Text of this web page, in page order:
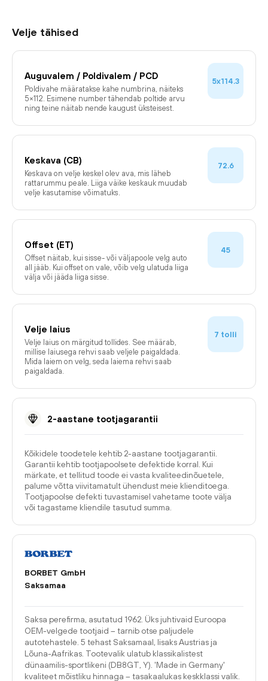
Velje tähised
Auguvalem / Poldivalem / PCD
Poldivahe määratakse kahe numbrina, näiteks
5×112. Esimene number tähendab poltide arvu
ning teine näitab nende kaugust üksteisest.
5x114.3
Keskava (CB)
Keskava on velje keskel olev ava, mis läheb
rattarummu peale. Liiga väike keskauk muudab
velje kasutamise võimatuks.
72.6
Offset (ET)
Offset näitab, kui sisse- või väljapoole velg auto
all jääb. Kui offset on vale, võib velg ulatuda liiga
välja või jääda liiga sisse.
45
Velje laius
Velje laius on märgitud tollides. See määrab,
millise laiusega rehvi saab veljele paigaldada.
Mida laiem on velg, seda laiema rehvi saab
paigaldada.
7 tolli
2-aastane tootjagarantii
Kõikidele toodetele kehtib 2-aastane tootjagarantii.
Garantii kehtib tootjapoolsete defektide korral. Kui
märkate, et tellitud toode ei vasta kvaliteedinõuetele,
palume võtta viivitamatult ühendust meie klienditoega.
Tootjapoolse defekti tuvastamisel vahetame toote välja
või tagastame kliendile tasutud summa.
BORBET GmbH
Saksamaa
Saksa perefirma, asutatud 1962. Üks juhtivaid Euroopa
OEM-velgede tootjaid – tarnib otse paljudele
autotehastele. 5 tehast Saksamaal, lisaks Austrias ja
Lõuna-Aafrikas. Tootevalik ulatub klassikalistest
dünaamilis-sportlikeni (DB8GT, Y). 'Made in Germany'
kvaliteet mõistliku hinnaga – tasakaalukas keskklassi valik.